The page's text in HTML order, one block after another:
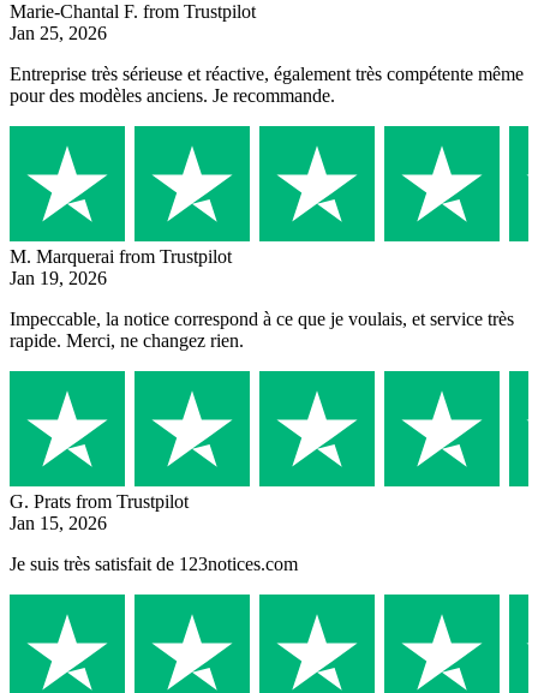
Marie-Chantal F. from Trustpilot
Jan 25, 2026
Entreprise très sérieuse et réactive, également très compétente même
pour des modèles anciens. Je recommande.
M. Marquerai from Trustpilot
Jan 19, 2026
Impeccable, la notice correspond à ce que je voulais, et service très
rapide. Merci, ne changez rien.
G. Prats from Trustpilot
Jan 15, 2026
Je suis très satisfait de 123notices.com